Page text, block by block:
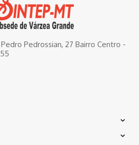
Pedrossian, 27 Bairro Centro -